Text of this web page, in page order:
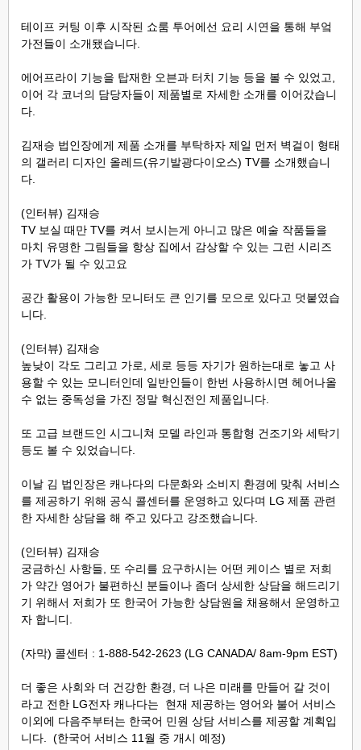
테이프 커팅 이후 시작된 쇼룸 투어에선 요리 시연을 통해 부엌
가전들이 소개됐습니다.
에어프라이 기능을 탑재한 오븐과 터치 기능 등을 볼 수 있었고,
이어 각 코너의 담당자들이 제품별로 자세한 소개를 이어갔습니
다.
김재승 법인장에게 제품 소개를 부탁하자 제일 먼저 벽걸이 형태
의 갤러리 디자인 올레드(유기발광다이오스) TV를 소개했습니
다.
(인터뷰) 김재승
TV 보실 때만 TV를 켜서 보시는게 아니고 많은 예술 작품들을
마치 유명한 그림들을 항상 집에서 감상할 수 있는 그런 시리즈
가 TV가 될 수 있고요
공간 활용이 가능한 모니터도 큰 인기를 모으로 있다고 덧붙였습
니다.
(인터뷰) 김재승
높낮이 각도 그리고 가로, 세로 등등 자기가 원하는대로 놓고 사
용할 수 있는 모니터인데 일반인들이 한번 사용하시면 헤어나올
수 없는 중독성을 가진 정말 혁신전인 제품입니다.
또 고급 브랜드인 시그니쳐 모델 라인과 통합형 건조기와 세탁기
등도 볼 수 있었습니다.
이날 김 법인장은 캐나다의 다문화와 소비지 환경에 맞춰 서비스
를 제공하기 위해 공식 콜센터를 운영하고 있다며 LG 제품 관련
한 자세한 상담을 해 주고 있다고 강조했습니다.
(인터뷰) 김재승
궁금하신 사항들, 또 수리를 요구하시는 어떤 케이스 별로 저희
가 약간 영어가 불편하신 분들이나 좀더 상세한 상담을 해드리기
기 위해서 저희가 또 한국어 가능한 상담원을 채용해서 운영하고
자 합니디.
(자막) 콜센터 : 1-888-542-2623 (LG CANADA/ 8am-9pm EST)
더 좋은 사회와 더 건강한 환경, 더 나은 미래를 만들어 갈 것이
라고 전한 LG전자 캐나다는
현재 제공하는 영어와 불어 서비스
이외에 다음주부터는 한국어 민원 상담 서비스를 제공할 계획입
니다. (한국어 서비스 11월 중 개시 예정)